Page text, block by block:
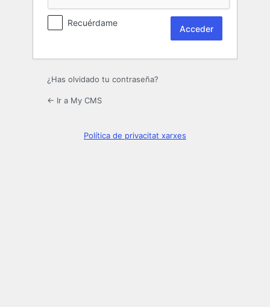
Recuérdame
¿Has olvidado tu contraseña?
← Ir a My CMS
Política de privacitat xarxes